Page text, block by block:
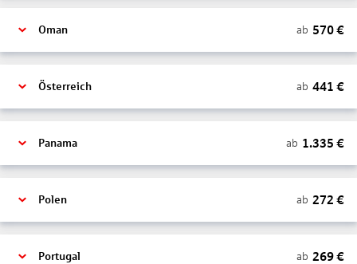
Oman ab 570€
Österreich ab 441 €
Panama ab 1.335 €
Polen ab 272 €
Portugal ab 269€